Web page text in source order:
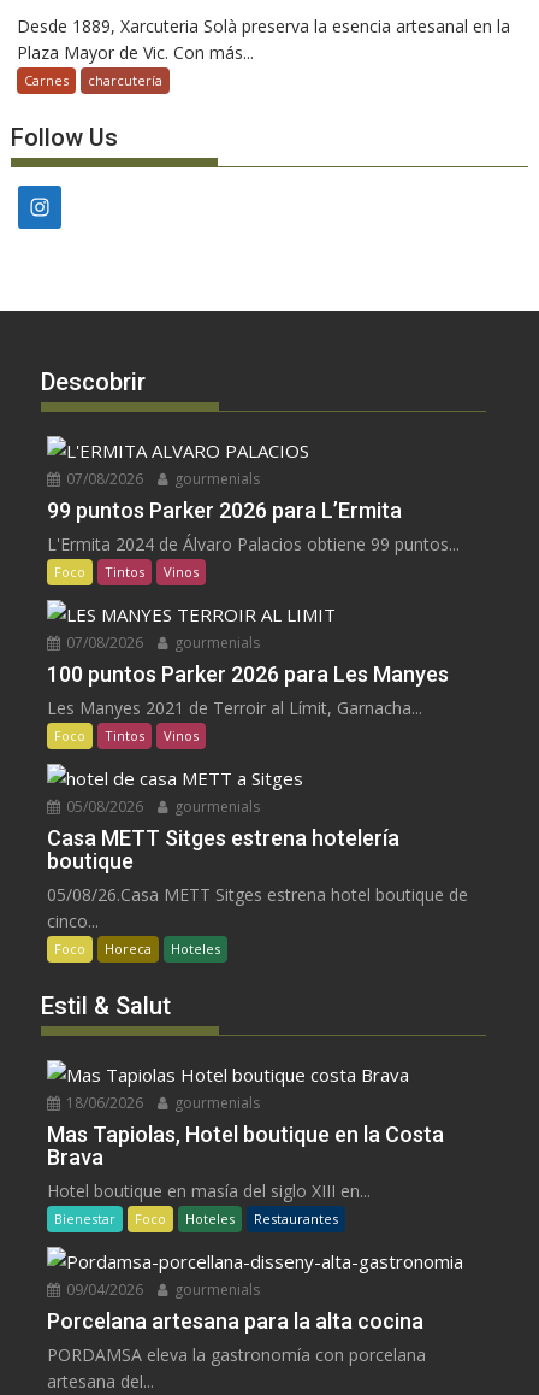
Desde 1889, Xarcuteria Solà preserva la esencia artesanal en la
Plaza Mayor de Vic. Con más...
Carnes charcutería
Follow Us
Descobrir
07/08/2026 gourmenials
99 puntos Parker 2026 para L’Ermita
L'Ermita 2024 de Álvaro Palacios obtiene 99 puntos...
Foco Tintos Vinos
07/08/2026 gourmenials
100 puntos Parker 2026 para Les Manyes
Les Manyes 2021 de Terroir al Límit, Garnacha...
Foco Tintos Vinos
05/08/2026 gourmenials
Casa METT Sitges estrena hotelería
boutique
05/08/26.Casa METT Sitges estrena hotel boutique de
cinco...
Foco Horeca Hoteles
Estil & Salut
18/06/2026 gourmenials
Mas Tapiolas, Hotel boutique en la Costa
Brava
Hotel boutique en masía del siglo XIII en...
Bienestar Foco Hoteles Restaurantes
09/04/2026 gourmenials
Porcelana artesana para la alta cocina
PORDAMSA eleva la gastronomía con porcelana
artesana del...